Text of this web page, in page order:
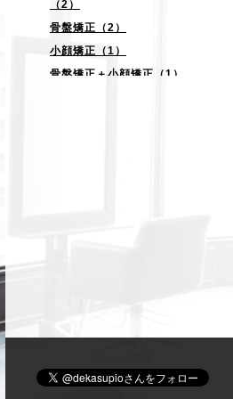
（2）
骨盤矯正（2）
小顔矯正（1）
骨盤矯正＋小顔矯正（1）